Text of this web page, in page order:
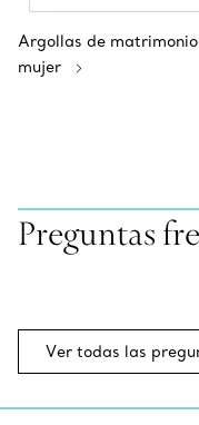
Argollas de
mujer
Preguntas
Ver todas las